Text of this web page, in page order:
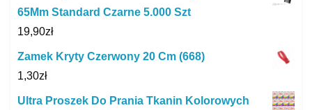
65Mm Standard Czarne 5.000 Szt
19,90zł
Zamek Kryty Czerwony 20 Cm (668)
1,30zł
Ultra Proszek Do Prania Tkanin Kolorowych